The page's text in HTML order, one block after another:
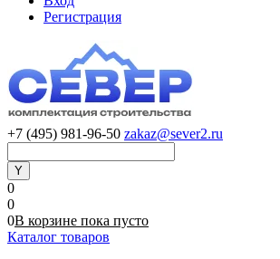
Регистрация
+7 (495) 981-96-50 zakaz@sever2.ru
0
0
0В корзине пока пусто
Каталог товаров